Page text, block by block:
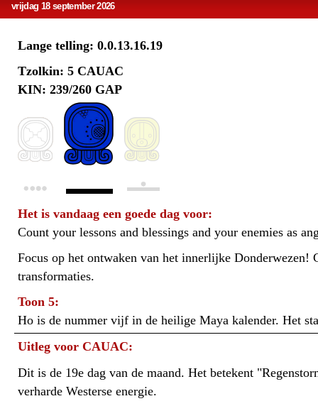
vrijdag 18 september 2026
Lange telling: 0.0.13.16.19
Tzolkin: 5 CAUAC
KIN: 239/260 GAP
Het is vandaag een goede dag voor:
Count your lessons and blessings and your enemies as
Focus op het ontwaken van het innerlijke Donderwezen!
transformaties.
Toon 5:
Ho is de nummer vijf in de heilige Maya kalender. Het
Uitleg voor CAUAC:
Dit is de 19e dag van de maand. Het betekent
verharde Westerse energie.